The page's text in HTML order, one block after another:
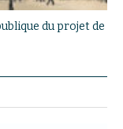
du projet de